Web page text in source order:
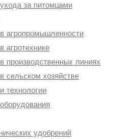
за питомцами
агропромышленности
агротехнике
производственных линиях
сельском хозяйстве
технологии
удобрений